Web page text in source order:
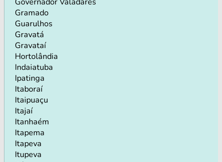
Gramado
Guarulhos
Gravatá
Gravataí
Hortolândia
Indaiatuba
Ipatinga
Itaboraí
Itaipuaçu
Itajaí
Itanhaém
Itapema
Itapeva
Itupeva